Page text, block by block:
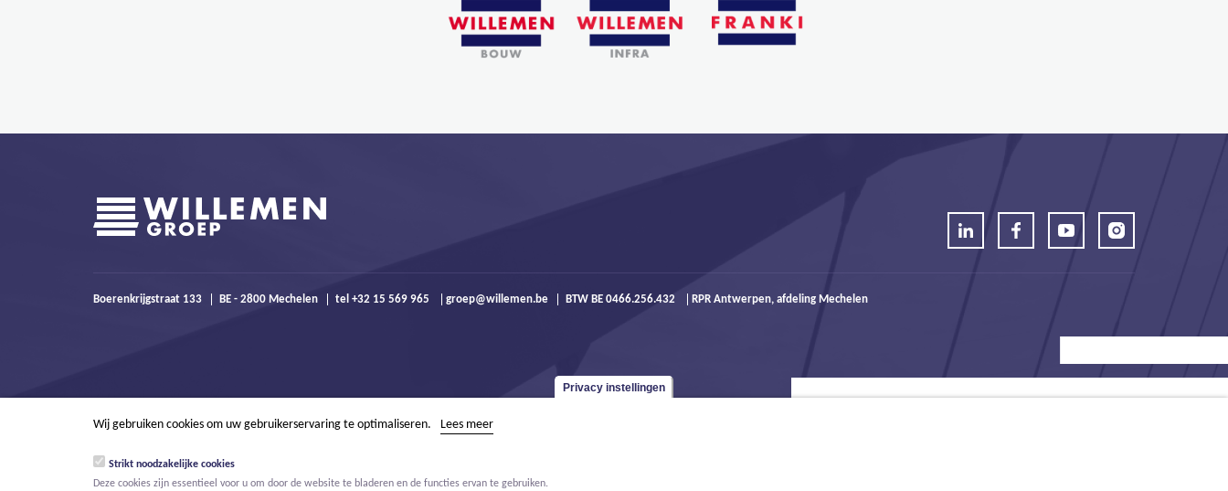
Boerenkrijgstraat 133 BE - 2800 Mechelen tel +32 15 569 965 groep@willemen.be BTW BE 0466.256.432 RPR Antwerpen, afdeling Mechelen
Privacy instellingen
Wij gebruiken cookies om uw gebruikerservaring te optimaliseren. Lees meer
Strikt noodzakelijke cookies
Deze cookies zijn essentieel voor u om door de website te bladeren en de functies ervan te gebruiken.